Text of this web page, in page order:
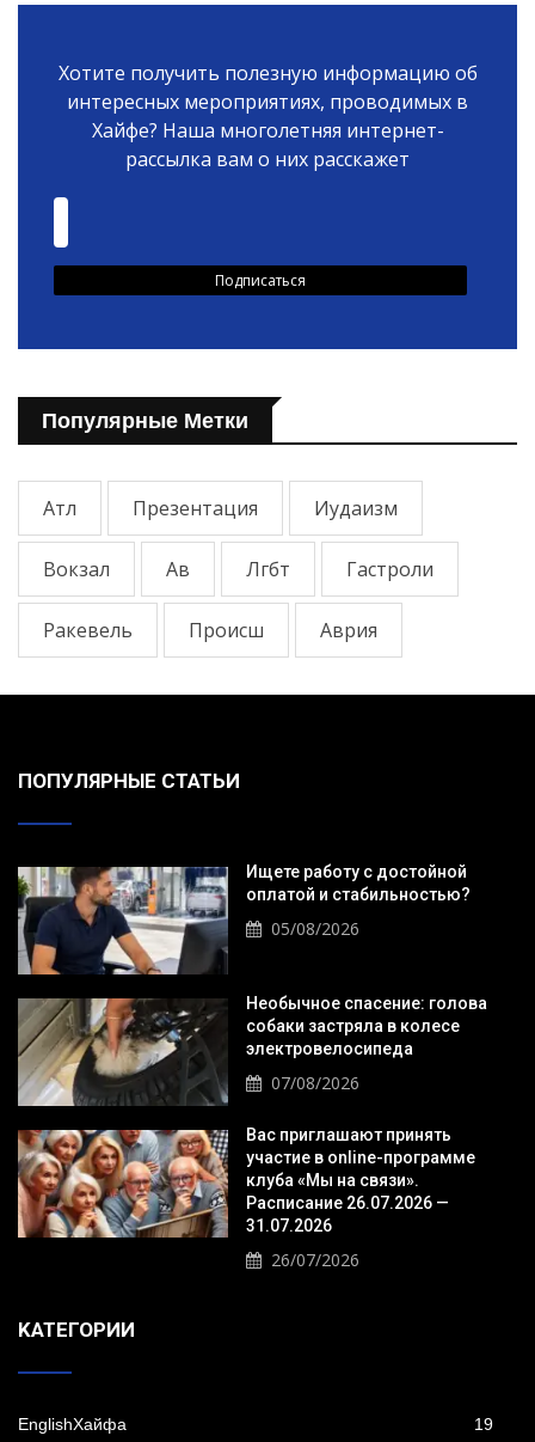
Хотите получить полезную информацию об
интересных мероприятиях, проводимых в
Хайфе? Наша многолетняя интернет-
рассылка вам о них расскажет
Популярные Метки
Атл Презентация Иудаизм
Вокзал Ав Лгбт Гастроли
Ракевель Происш Аврия
ПОПУЛЯРНЫЕ СТАТЬИ
Ищете работу с достойной
оплатой и стабильностью?
05/08/2026
Необычное спасение: голова
собаки застряла в колесе
электровелосипеда
07/08/2026
Вас приглашают принять
участие в online-программе
клуба «Мы на связи».
Расписание 26.07.2026 —
31.07.2026
26/07/2026
KАТЕГОРИИ
EnglishХайфа 19